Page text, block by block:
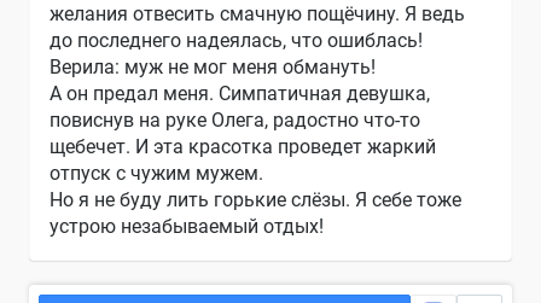
желания отвесить смачную пощёчину. Я ведь
до последнего надеялась, что ошиблась!
Верила: муж не мог меня обмануть!
А он предал меня. Симпатичная девушка,
повиснув на руке Олега, радостно что-то
щебечет. И эта красотка проведет жаркий
отпуск с чужим мужем.
Но я не буду лить горькие слёзы. Я себе тоже
устрою незабываемый отдых!